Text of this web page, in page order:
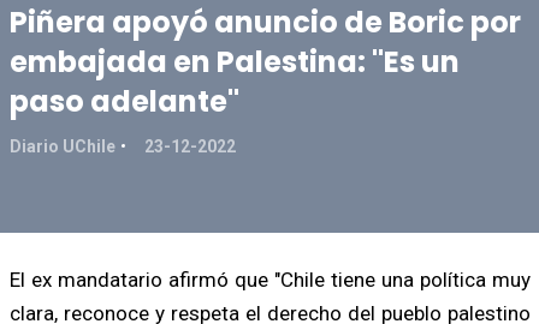
Piñera apoyó anuncio de Boric por
embajada en Palestina: "Es un
paso adelante"
Diario UChile 23-12-2022
El ex mandatario afirmó que "Chile tiene una política muy
clara, reconoce y respeta el derecho del pueblo palestino